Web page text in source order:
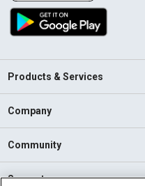
Products & Services
Company
Community
Support